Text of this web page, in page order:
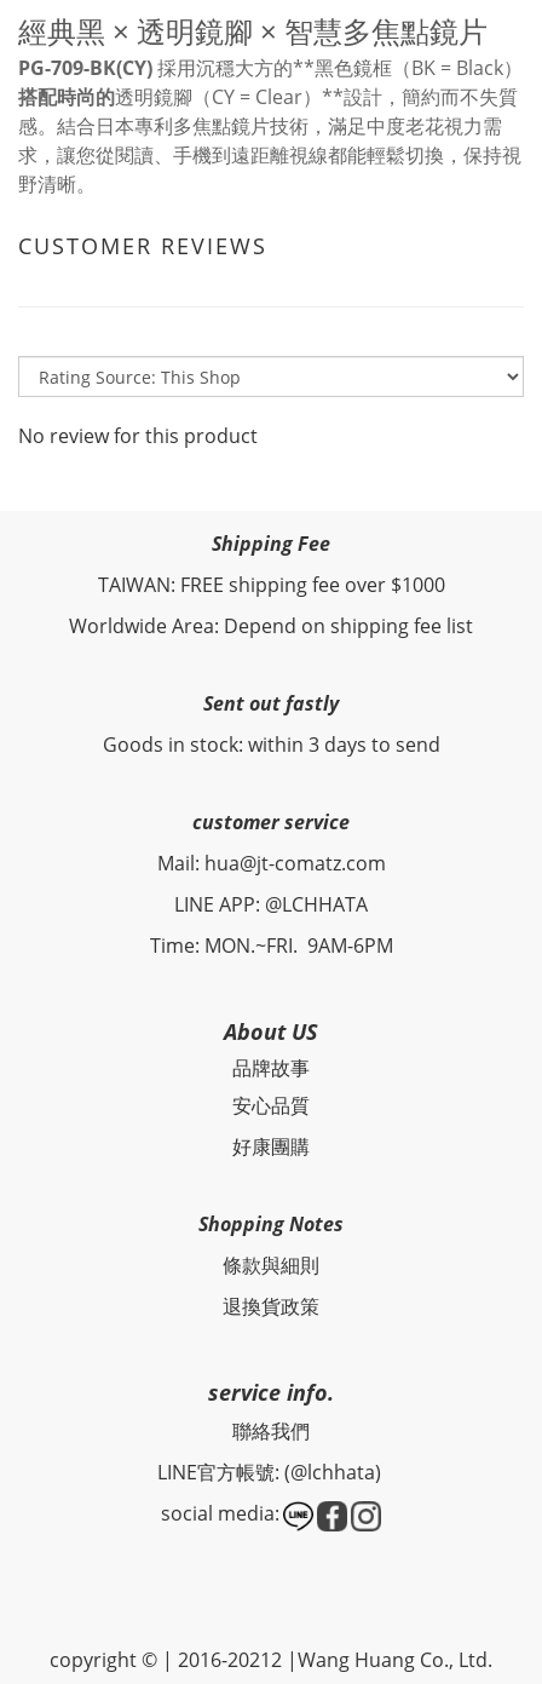
經典黑 × 透明鏡腳 × 智慧多焦點鏡片
PG-709-BK(CY)採用沉穩大方的**黑色鏡框（BK = Black）
搭配時尚的透明鏡腳（CY = Clear）**設計，簡約而不失質
感。結合日本專利多焦點鏡片技術，滿足中度老花視力需
求，讓您從閱讀、手機到遠距離視線都能輕鬆切換，保持視
野清晰。
CUSTOMER REVIEWS
No review for this product
Shipping Fee
TAIWAN: FREE shipping fee over $1000
Worldwide Area: Depend on shipping fee list
Sent out fastly
Goods in stock: within 3 days to send
customer service
Mail: hua@jt-comatz.com
LINE APP: @LCHHATA
Time: MON.~FRI. 9AM-6PM
About US
品牌故事
安心品質
好康團購
Shopping Notes
條款與細則
退換貨政策
service info.
聯絡我們
LINE官方帳號: (@lchhata)
social media:
copyright © | 2016-20212 |Wang Huang Co., Ltd.